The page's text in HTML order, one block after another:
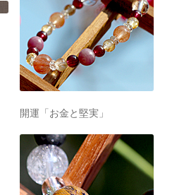
開運「お金と堅実」